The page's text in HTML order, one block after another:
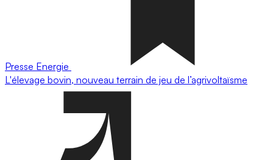
Presse Energie
L'élevage bovin, nouveau terrain de jeu de l’agrivoltaïsme